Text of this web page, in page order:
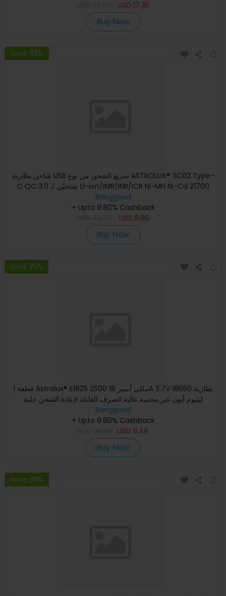
USD 17.35
Buy Now
Save 63%
شاحن بطارية USB سريع الشحن من نوع ASTROLUX® SC02 Type-
C QC 3.0 بفتحتيّن لـ Li-ion/IMR/INR/ICR Ni-MH Ni-Cd 21700
18650 26
Banggood
+ Upto 9.80% Cashback
USD 8.86
Buy Now
Save 25%
1 قطعة Astrolux® E1825 2500 مللي أمبير 18A 3.7V 18650 بطارية
ليثيوم أيون غير محمية عالية الصرف القابلة لإعادة الشحن خلية
Banggood
+ Upto 9.80% Cashback
USD 9.49
Buy Now
Save 38%